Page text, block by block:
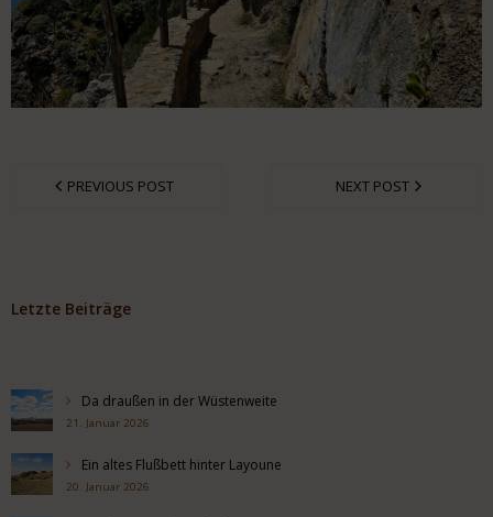
Datenschutz
PREVIOUS POST NEXT POST
Letzte Beiträge
Da draußen in der Wüstenweite
21. Januar 2026
Ein altes Flußbett hinter Layoune
20. Januar 2026